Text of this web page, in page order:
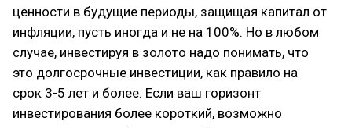
ценности в будущие периоды, защищая капитал от
инфляции, пусть иногда и не на 100%. Но в любом
случае, инвестируя в золото надо понимать, что
это долгосрочные инвестиции, как правило на
срок 3-5 лет и более. Если ваш горизонт
инвестирования более короткий, возможно